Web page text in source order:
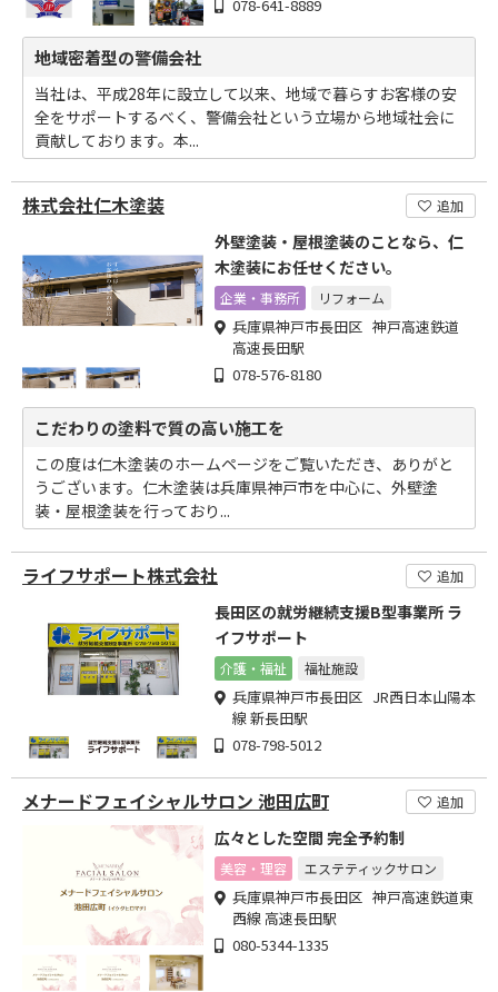
078-641-8889
地域密着型の警備会社
当社は、平成28年に設立して以来、地域で暮らすお客様の安
全をサポートするべく、警備会社という立場から地域社会に
貢献しております。本...
株式会社仁木塗装 追加
外壁塗装・屋根塗装のことなら、仁
木塗装にお任せください。
企業・事務所 リフォーム
兵庫県神戸市長田区 神戸高速鉄道
高速長田駅
078-576-8180
こだわりの塗料で質の高い施工を
この度は仁木塗装のホームページをご覧いただき、ありがと
うございます。仁木塗装は兵庫県神戸市を中心に、外壁塗
装・屋根塗装を行っており...
ライフサポート株式会社 追加
長田区の就労継続支援B型事業所 ラ
イフサポート
介護・福祉 福祉施設
兵庫県神戸市長田区 JR西日本山陽本
線 新長田駅
078-798-5012
メナードフェイシャルサロン 池田広町 追加
広々とした空間 完全予約制
美容・理容 エステティックサロン
兵庫県神戸市長田区 神戸高速鉄道東
西線 高速長田駅
080-5344-1335